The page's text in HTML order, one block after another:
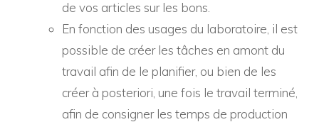
de vos articles sur les bons.
En fonction des usages du laboratoire, il est
possible de créer les tâches en amont du
travail afin de le planifier, ou bien de les
créer à posteriori, une fois le travail terminé,
afin de consigner les temps de production